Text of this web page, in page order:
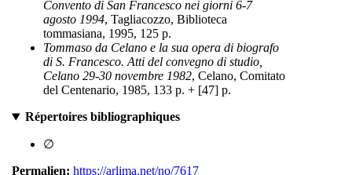
Convento di San Francesco nei giorni 6-7
agosto 1994, Tagliacozzo, Biblioteca
tommasiana, 1995, 125 p.
Tommaso da Celano e la sua opera di biografo
di S. Francesco. Atti del convegno di studio,
Celano 29-30 novembre 1982, Celano, Comitato
del Centenario, 1985, 133 p. + [47] p.
Répertoires bibliographiques
∅
Permalien: https://arlima.net/no/7617